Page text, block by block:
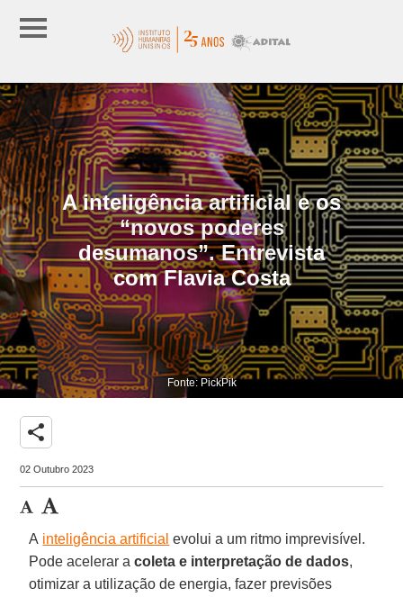
A inteligência artificial e os
“novos poderes
desumanos”. Entrevista
com Flavia Costa
Fonte: PickPik
share
02 Outubro 2023
A inteligência artificial evolui a um ritmo imprevisível.
Pode acelerar acoleta e interpretação de dados,
otimizar a utilização de energia, fazer previsões